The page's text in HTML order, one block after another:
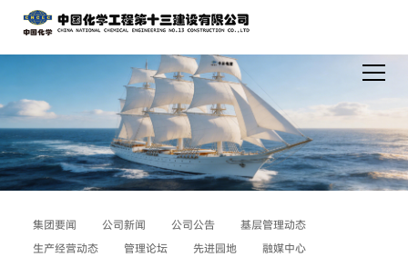
集团要闻 公司新闻 公司公告
基层管理动态
生产经营动态
管理论坛 先进园地 融媒中心